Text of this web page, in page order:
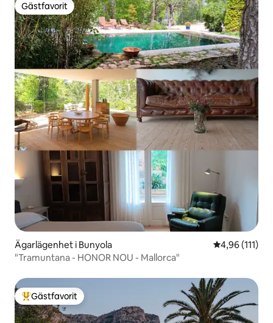
Gästfavorit
Gästfavorit
Ägarlägenhet i Bunyola 4,96 av 5 i
4,96 (111)
"Tramuntana - HONOR NOU - Mallorca"
Populär gästfavorit
Gästfavorit